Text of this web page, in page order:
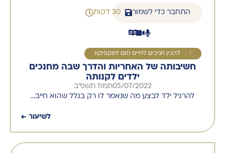
התחבר כדי לשמור 30 דקות
4 להכין חניכים לחיים (זום למקסיקו)
חשיבותה של האחריות והדרך שבה מחנכים
ילדים לקנותה
05/07/2022תמוז תשפ"ב
להרגיל ילד לבצע מה שנאמר לו רק בגלל שהוא חייב…
לשיעור ←